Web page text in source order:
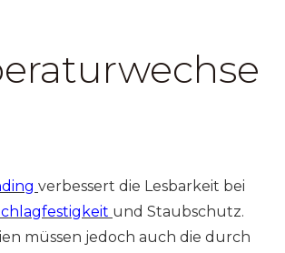
verbessert die Lesbarkeit bei
und Staubschutz.
müssen jedoch auch die durch